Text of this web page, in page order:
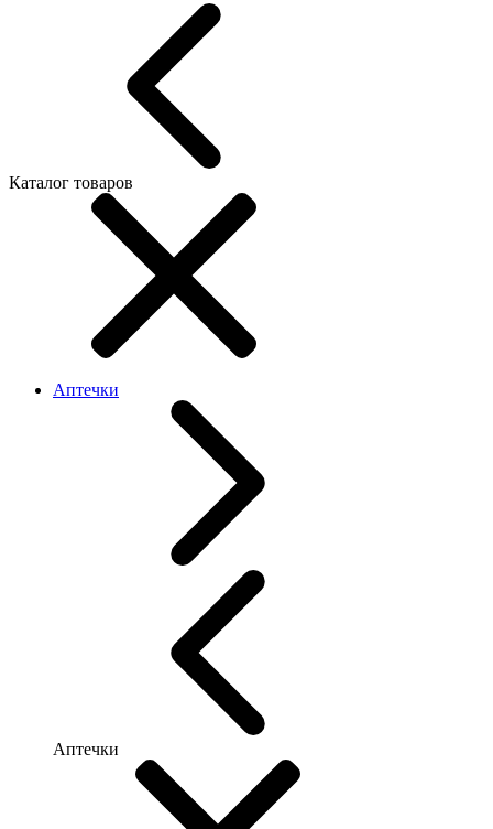
Каталог товаров
Аптечки
Аптечки